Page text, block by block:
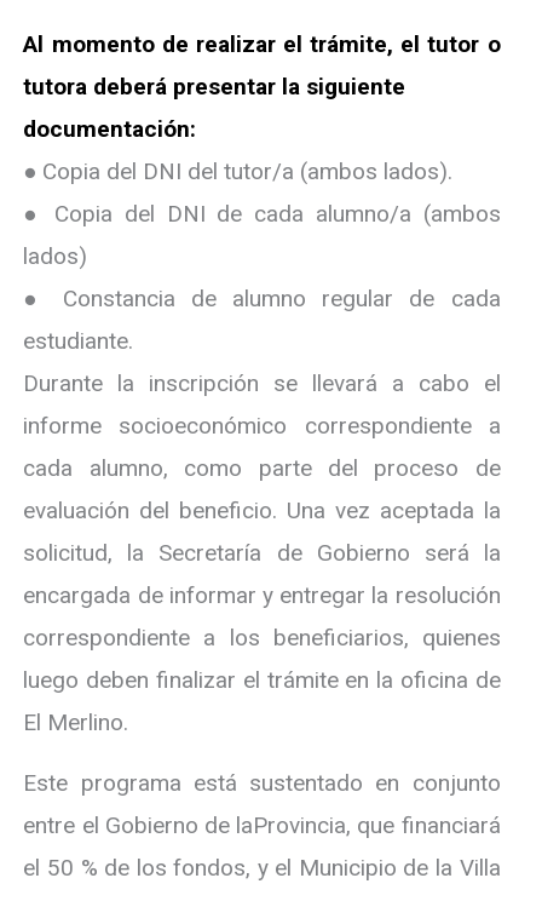
Al momento de realizar el trámite, el tutor o
tutora deberá presentar la siguiente
documentación:
● Copia del DNI del tutor/a (ambos lados).
● Copia del DNI de cada alumno/a (ambos
lados)
● Constancia de alumno regular de cada
estudiante.
Durante la inscripción se llevará a cabo el
informe socioeconómico correspondiente a
cada alumno, como parte del proceso de
evaluación del beneficio. Una vez aceptada la
solicitud, la Secretaría de Gobierno será la
encargada de informar y entregar la resolución
correspondiente a los beneficiarios, quienes
luego deben finalizar el trámite en la oficina de
El Merlino.
Este programa está sustentado en conjunto
entre el Gobierno de laProvincia, que financiará
el 50 % de los fondos, y el Municipio de la Villa